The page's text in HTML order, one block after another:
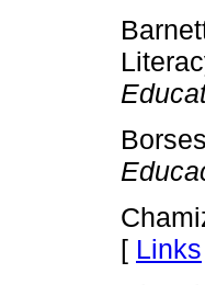
[ Links